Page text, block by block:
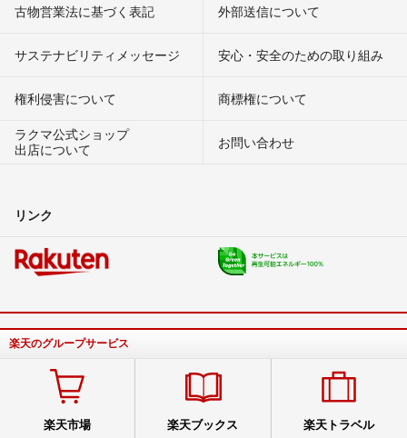
古物営業法に基づく表記 外部送信について
サステナビリティメッセージ 安心・安全のための取り組み
権利侵害について
商標権について
ラクマ公式ショップ
出店について
お問い合わせ
リンク
楽天のグループサービス
楽天市場 楽天ブックス 楽天トラベル